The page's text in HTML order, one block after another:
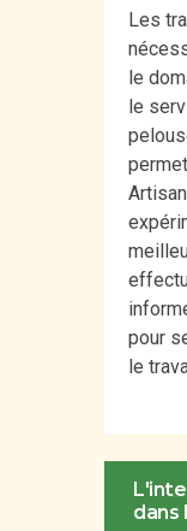
Les
le
le
pour
le
dans